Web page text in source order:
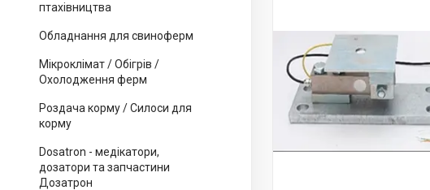
птахівництва
Обладнання для свиноферм
Мікроклімат / Обігрів /
Охолодження ферм
Роздача корму / Силоси для
корму
Dosatron - медікатори,
дозатори та запчастини
Дозатрон